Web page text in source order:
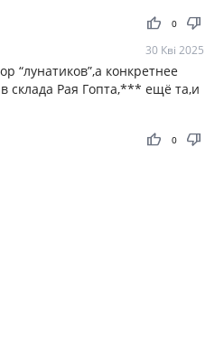
thumb_up thumb_down
0
30 Кві 2025
“лунатиков”,а конкретнее
склада Рая Гопта,*** ещё та,и
thumb_up thumb_down
0